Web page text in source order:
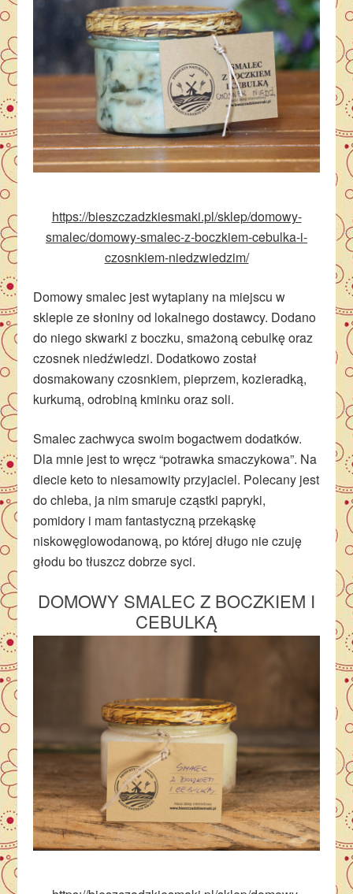
https://bieszczadzkiesmaki.pl/sklep/domowy-
smalec/domowy-smalec-z-boczkiem-cebulka-i-
czosnkiem-niedzwiedzim/
Domowy smalec jest wytapiany na miejscu w
sklepie ze słoniny od lokalnego dostawcy. Dodano
do niego skwarki z boczku, smażoną cebulkę oraz
czosnek niedźwiedzi. Dodatkowo został
dosmakowany czosnkiem, pieprzem, kozieradką,
kurkumą, odrobiną kminku oraz soli.
Smalec zachwyca swoim bogactwem dodatków.
Dla mnie jest to wręcz “potrawka smaczykowa”. Na
diecie keto to niesamowity przyjaciel. Polecany jest
do chleba, ja nim smaruje cząstki papryki,
pomidory i mam fantastyczną przekąskę
niskowęglowodanową, po której długo nie czuję
głodu bo tłuszcz dobrze syci.
DOMOWY SMALEC Z BOCZKIEM I
CEBULKĄ